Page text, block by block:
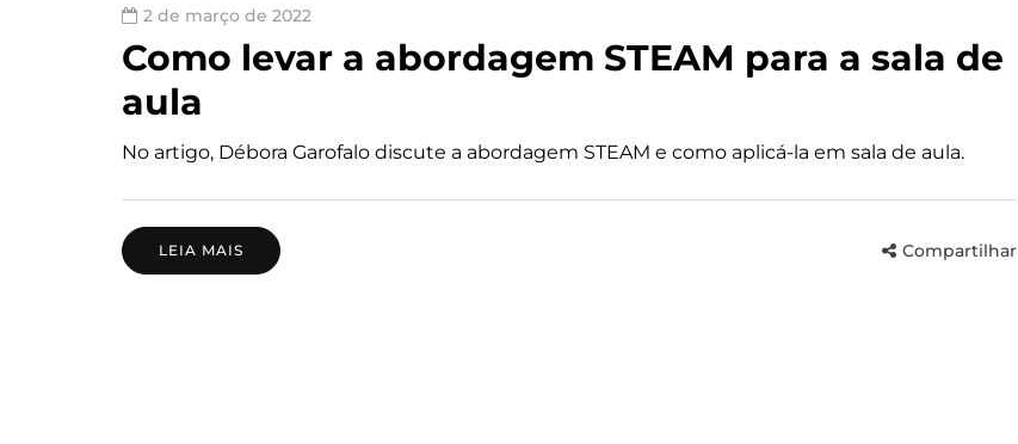
2 de março de 2022
Como levar a abordagem STEAM para a sala de
aula
No artigo, Débora Garofalo discute a abordagem STEAM e como aplicá-la em sala de aula.
LEIA MAIS Compartilhar